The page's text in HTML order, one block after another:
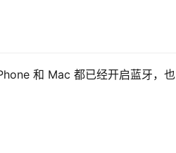
和 Mac 都已经开启蓝牙，也